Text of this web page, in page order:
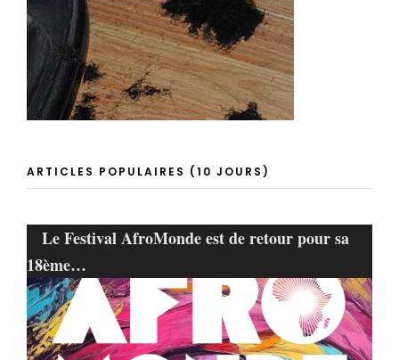
ARTICLES POPULAIRES (10 JOURS)
Le Festival AfroMonde est de retour pour sa
18ème…